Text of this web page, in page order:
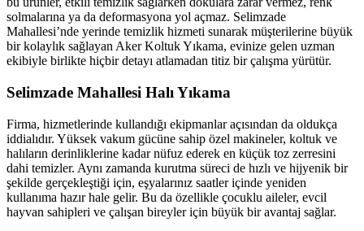
solmalarına ya da deformasyona yol açmaz. Selimzade
Mahallesi’nde yerinde temizlik hizmeti sunarak müşterilerine büyük
bir kolaylık sağlayan Aker Koltuk Yıkama, evinize gelen uzman
ekibiyle birlikte hiçbir detayı atlamadan titiz bir çalışma yürütür.
Selimzade Mahallesi Halı Yıkama
Firma, hizmetlerinde kullandığı ekipmanlar açısından da oldukça
iddialıdır. Yüksek vakum gücüne sahip özel makineler, koltuk ve
halıların derinliklerine kadar nüfuz ederek en küçük toz zerresini
dahi temizler. Aynı zamanda kurutma süreci de hızlı ve hijyenik bir
şekilde gerçekleştiği için, eşyalarınız saatler içinde yeniden
kullanıma hazır hale gelir. Bu da özellikle çocuklu aileler, evcil
hayvan sahipleri ve çalışan bireyler için büyük bir avantaj sağlar.